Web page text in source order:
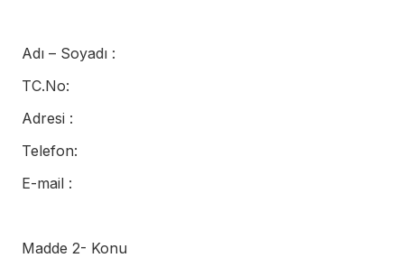
Adı – Soyadı :
TC.No:
Adresi :
Telefon:
E-mail :
Madde 2- Konu